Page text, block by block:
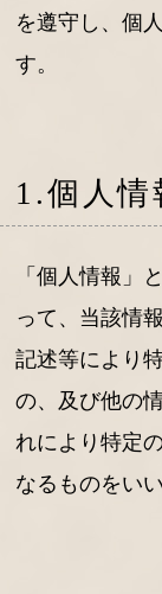
を遵守し、個
す。
1.個人情
「個人情報」
って、当該情
記述等により
の、及び他の
れにより特定
なるものをいい